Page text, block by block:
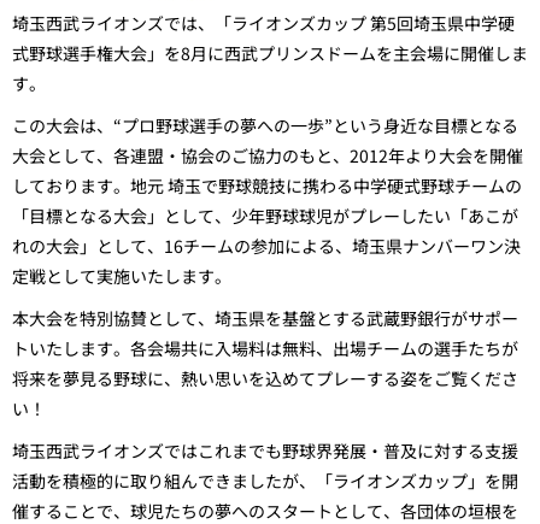
埼玉西武ライオンズでは、「ライオンズカップ 第5回埼玉県中学硬
式野球選手権大会」を8月に西武プリンスドームを主会場に開催しま
す。
この大会は、“プロ野球選手の夢への一歩”という身近な目標となる
大会として、各連盟・協会のご協力のもと、2012年より大会を開催
しております。地元 埼玉で野球競技に携わる中学硬式野球チームの
「目標となる大会」として、少年野球球児がプレーしたい「あこが
れの大会」として、16チームの参加による、埼玉県ナンバーワン決
定戦として実施いたします。
本大会を特別協賛として、埼玉県を基盤とする武蔵野銀行がサポー
トいたします。各会場共に入場料は無料、出場チームの選手たちが
将来を夢見る野球に、熱い思いを込めてプレーする姿をご覧くださ
い！
埼玉西武ライオンズではこれまでも野球界発展・普及に対する支援
活動を積極的に取り組んできましたが、「ライオンズカップ」を開
催することで、球児たちの夢へのスタートとして、各団体の垣根を